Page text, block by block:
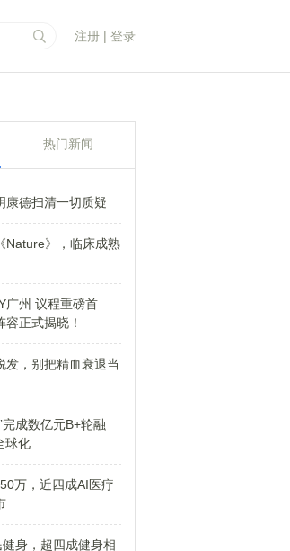
注册 | 登录
热门新闻
康德扫清一切质疑
Nature》，临床成熟
广州 议程重磅首
正式揭晓！
发，别把精血衰退当
完成数亿元B+轮融
球化
万，近四成AI医疗
身，超四成健身相